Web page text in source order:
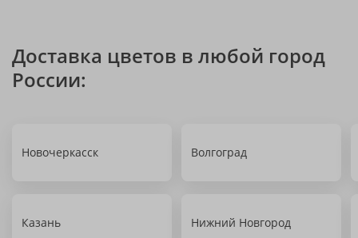
Доставка цветов в любой город
России:
Новочеркасск Волгоград
Казань Нижний Новгород